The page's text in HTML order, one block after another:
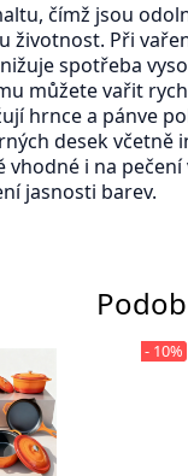
čímž jsou
životnost. Při
spotřeba
můžete vařit
hrnce a pánve
desek
i na
jasnosti barev.
- 10%